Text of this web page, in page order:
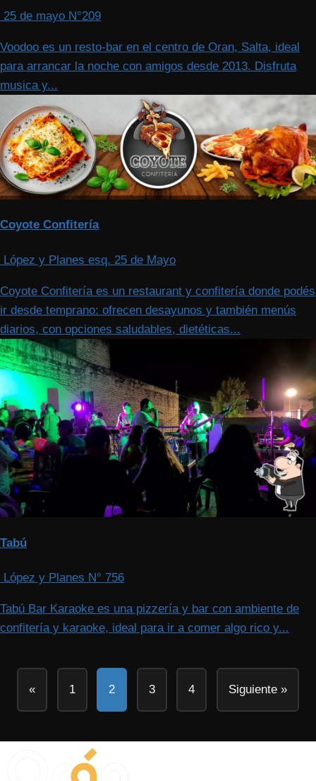
25 de mayo N°209
Voodoo es un resto-bar en el centro de Oran, Salta, ideal
para arrancar la noche con amigos desde 2013. Disfruta
musica y...
Coyote Confitería
López y Planes esq. 25 de Mayo
Coyote Confitería es un restaurant y confitería donde podés
ir desde temprano: ofrecen desayunos y también menús
diarios, con opciones saludables, dietéticas...
Tabú
López y Planes N° 756
Tabú Bar Karaoke es una pizzería y bar con ambiente de
confitería y karaoke, ideal para ir a comer algo rico y...
Paginación
de
entradas
« 1 2 3 4 Siguiente »